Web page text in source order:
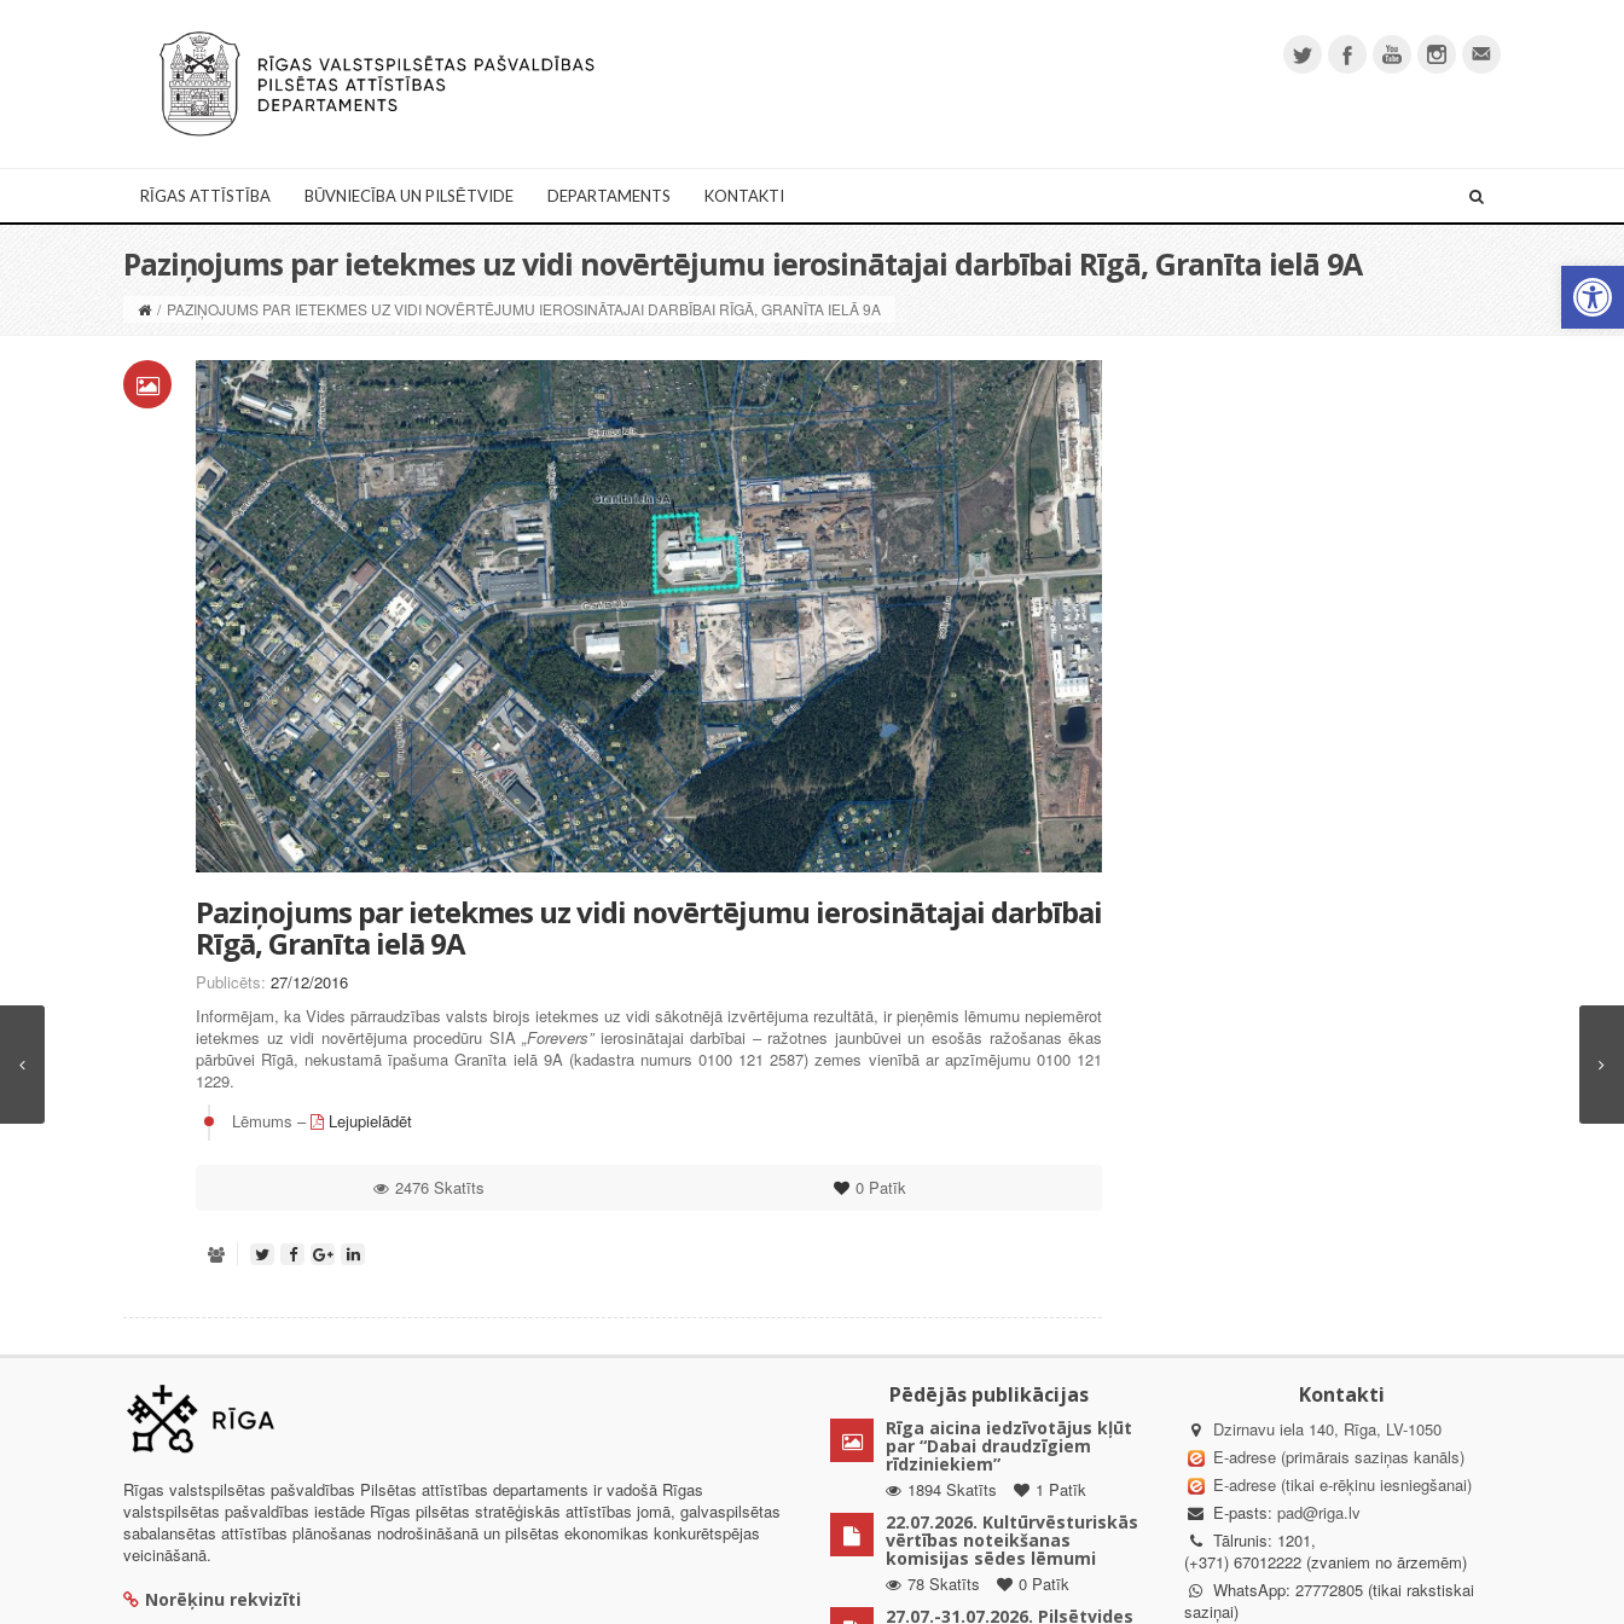
RĪGAS ATTĪSTĪBA BŪVNIECĪBA UN PILSĒTVIDE DEPARTAMENTS KONTAKTI
Paziņojums par ietekmes uz vidi novērtējumu ierosinātajai darbībai Rīgā, Granīta ielā 9A
/ PAZIŅOJUMS PAR IETEKMES UZ VIDI NOVĒRTĒJUMU IEROSINĀTAJAI DARBĪBAI RĪGĀ, GRANĪTA IELĀ 9A
Paziņojums par ietekmes uz vidi novērtējumu ierosinātajai darbībai
Rīgā, Granīta ielā 9A
Publicēts: 27/12/2016
Informējam, ka Vides pārraudzības valsts birojs ietekmes uz vidi sākotnējā izvērtējuma rezultātā, ir pieņēmis lēmumu nepiemērot
ietekmes uz vidi novērtējuma procedūru SIA„Forevers”ierosinātajai darbībai – ražotnes jaunbūvei un esošās ražošanas ēkas
pārbūvei Rīgā, nekustamā īpašuma Granīta ielā 9A (kadastra numurs 0100 121 2587) zemes vienībā ar apzīmējumu 0100 121
1229.
Lēmums –
Lejupielādēt
0Patīk
2476 Skatīts
Rīgas valstspilsētas pašvaldības Pilsētas attīstības departaments ir vadošā Rīgas
valstspilsētas pašvaldības iestāde Rīgas pilsētas stratēģiskās attīstības jomā, galvaspilsētas
sabalansētas attīstības plānošanas nodrošināšanā un pilsētas ekonomikas konkurētspējas
veicināšanā.
Norēķinu rekvizīti
Pēdējās publikācijas
Rīga aicina iedzīvotājus kļūt
par “Dabai draudzīgiem
rīdziniekiem”
1894 Skatīts
1 Patīk
22.07.2026. Kultūrvēsturiskās
vērtības noteikšanas
komisijas sēdes lēmumi
78 Skatīts
0 Patīk
27.07.-31.07.2026. Pilsētvides
Kontakti
Dzirnavu iela 140, Rīga, LV-1050
E-adrese (primārais saziņas kanāls)
E-adrese (tikai e-rēķinu iesniegšanai)
E-pasts: pad@riga.lv
Tālrunis: 1201,
(+371) 67012222 (zvaniem no ārzemēm)
WhatsApp: 27772805 (tikai rakstiskai
saziņai)